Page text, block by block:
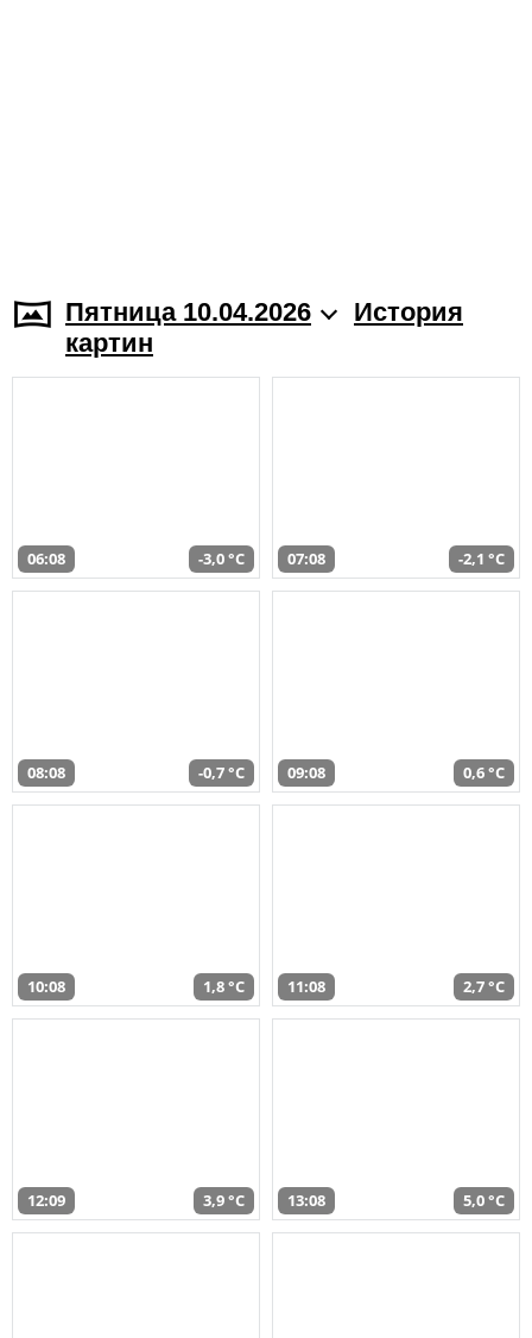
Пятница 10.04.2026
История
картин
06:08 -3,0 °C 07:08 -2,1 °C
08:08 -0,7 °C 09:08 0,6 °C
10:08 1,8 °C 11:08 2,7 °C
12:09 3,9 °C 13:08 5,0 °C